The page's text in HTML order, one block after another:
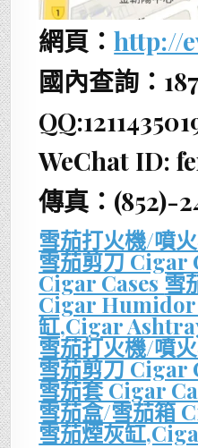
網頁：http://
國內查詢：
WeChat ID:
傳真：(852)-
雪茄打火機/噴
雪茄剪刀
Cigar Cases雪
Cigar
缸,Cigar
雪茄打火機/噴
雪茄剪刀 Cigar
雪茄套 Cigar
雪茄盒/雪茄箱
雪茄煙灰缸